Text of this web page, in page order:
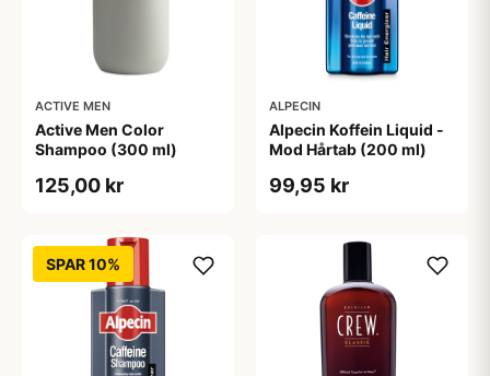
ACTIVE MEN
Active Men Color
Shampoo (300 ml)
125,00 kr
ALPECIN
Alpecin Koffein Liquid -
Mod Hårtab (200 ml)
99,95 kr
SPAR 10%